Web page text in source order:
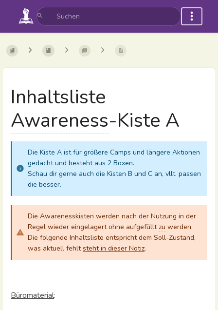
Inhaltsliste
Awareness-Kiste A
Die Kiste A ist für größere Camps und längere Aktionen
gedacht und besteht aus 2 Boxen.
Schau dir gerne auch die Kisten B und C an, vllt. passen
die besser.
Die Awarenesskisten werden nach der Nutzung in der
Regel wieder eingelagert ohne aufgefülltzu werden.
Die folgende Inhaltsliste entspricht dem Soll-Zustand,
was aktuell fehltsteht in dieser Notiz.
Büromaterial: